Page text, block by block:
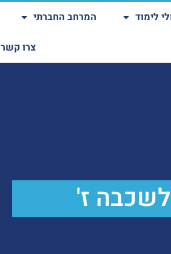
לימוד המרחב החברתי
צרו קשר
לשכבה ז'